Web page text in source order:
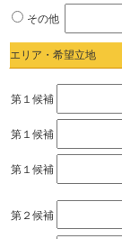
その他
エリア・希望立地
第１候補
第１候補
第１候補
第２候補